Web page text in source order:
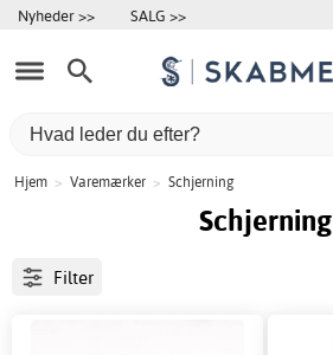
Nyheder >> SALG >>
Hjem > Varemærker > Schjerning
Schjerning
Filter